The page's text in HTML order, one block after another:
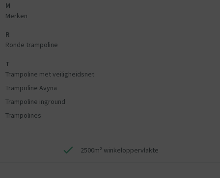
M
Merken
R
Ronde trampoline
T
Trampoline met veiligheidsnet
Trampoline Avyna
Trampoline inground
Trampolines
2500m² winkeloppervlakte